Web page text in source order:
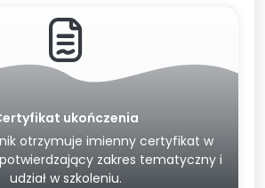
ukończenia
otrzymuje imienny certyfikat w
zakres tematyczny i
udział w szkoleniu.